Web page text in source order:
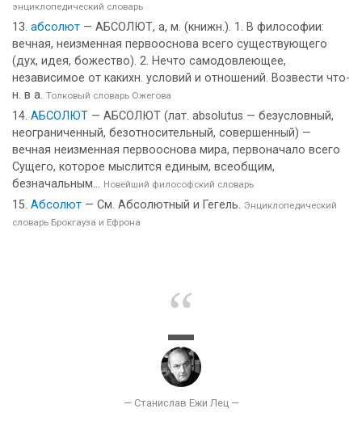
энциклопедический словарь
абсолют — АБСОЛЮТ, а, м. (книжн.). 1. В философии:
вечная, неизменная первооснова всего существующего
(дух, идея, божество). 2. Нечто самодовлеющее,
независимое от какихн. условий и отношений. Возвести что-
н. в а. Толковый словарь Ожегова
АБСОЛЮТ — АБСОЛЮТ (лат. absolutus — безусловный,
неограниченный, безотносительный, совершенный) —
вечная неизменная первооснова мира, первоначало всего
Сущего, которое мыслится единым, всеобщим,
безначальным... Новейший философский словарь
Абсолют — См. Абсолютный и Гегель. Энциклопедический
словарь Брокгауза и Ефрона